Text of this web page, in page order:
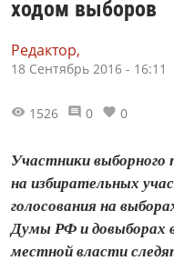
ходом выборов
Редактор,
18 Сентябрь 2016 - 16:11
1526 0 0
Участники выборного
на избирательных
голосования на
Думы РФ и довыборах
местной власти